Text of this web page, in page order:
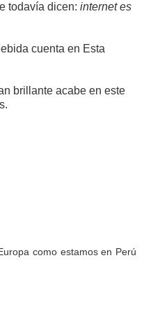
todavía dicen: internet es
cuenta en Esta
brillante acabe en este
como estamos en Perú